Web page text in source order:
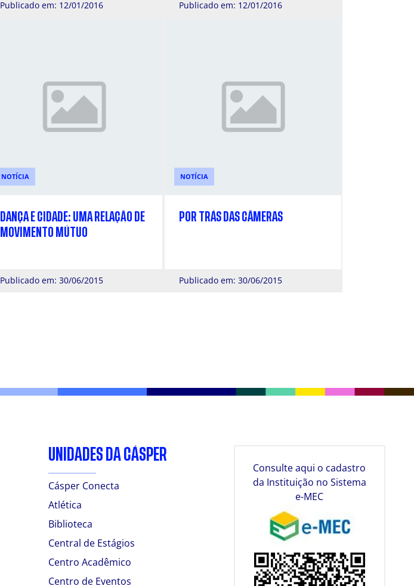
Publicado em: 12/01/2016 Publicado em: 12/01/2016
NOTÍCIA
DANÇA E CIDADE: UMA RELAÇÃO DE
MOVIMENTO MÚTUO
Publicado em: 30/06/2015
NOTÍCIA
POR TRÁS DAS CÂMERAS
Publicado em: 30/06/2015
UNIDADES DA CÁSPER
Cásper Conecta
Atlética
Biblioteca
Central de Estágios
Centro Acadêmico
Centro de Eventos
Consulte aqui o cadastro
da Instituição no Sistema
e-MEC